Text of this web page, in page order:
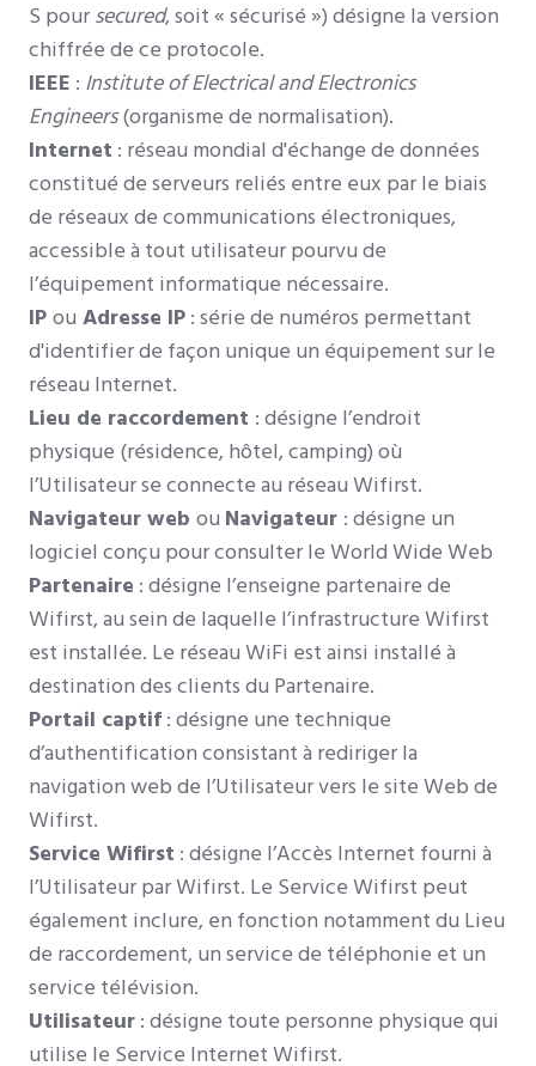
S pour secured, soit « sécurisé ») désigne la version
chiffrée de ce protocole.
IEEE : Institute of Electrical and Electronics
Engineers(organisme de normalisation).
Internet : réseau mondial d'échange de données
constitué de serveurs reliés entre eux par le biais
de réseaux de communications électroniques,
accessible à tout utilisateur pourvu de
l’équipement informatique nécessaire.
IP ou Adresse IP : série de numéros permettant
d'identifier de façon unique un équipement sur le
réseau Internet.
Lieu de raccordement : désigne l’endroit
physique (résidence, hôtel, camping) où
l’Utilisateur se connecte au réseau Wifirst.
Navigateur web ou Navigateur : désigne un
logiciel conçu pour consulter le World Wide Web
Partenaire : désigne l’enseigne partenaire de
Wifirst, au sein de laquelle l’infrastructure Wifirst
est installée. Le réseau WiFi est ainsi installé à
destination des clients du Partenaire.
Portail captif : désigne une technique
d’authentification consistant à rediriger la
navigation web de l’Utilisateur vers le site Web de
Wifirst.
Service Wifirst : désigne l’Accès Internet fourni à
l’Utilisateur par Wifirst. Le Service Wifirst peut
également inclure, en fonction notamment du Lieu
de raccordement, un service de téléphonie et un
service télévision.
Utilisateur : désigne toute personne physique qui
utilise le Service Internet Wifirst.